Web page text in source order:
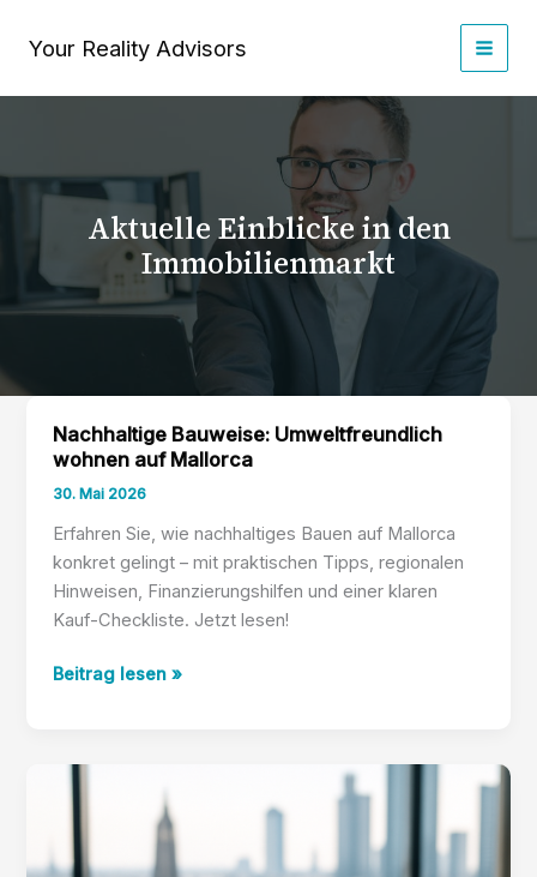
InhaltYour Reality Advisors
Aktuelle Einblicke in den
Immobilienmarkt
Nachhaltige Bauweise: Umweltfreundlich
wohnen auf Mallorca
30. Mai 2026
Erfahren Sie, wie nachhaltiges Bauen auf Mallorca
konkret gelingt – mit praktischen Tipps, regionalen
Hinweisen, Finanzierungshilfen und einer klaren
Kauf-Checkliste. Jetzt lesen!
Nachhaltige
wohnen
auf
Beitrag lesen »